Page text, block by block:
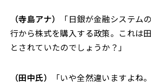
（寺島アナ） 「日銀が金融システム
行から株式を購入する政策。 これは
とされていたのでしょうか？」
（田中氏） 「いや全然違いますよね